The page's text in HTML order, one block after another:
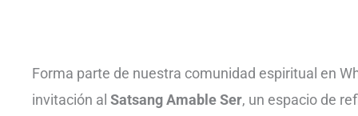
Forma parte de nuestra comunidad espiritual en
invitación al Satsang Amable Ser, un espacio de